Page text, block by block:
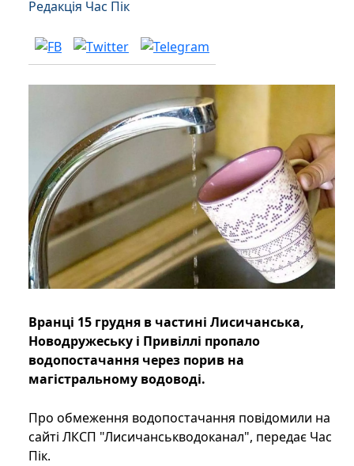
Редакція Час Пік
Вранці 15 грудня в частині Лисичанська,
Новодружеську і Привіллі пропало
водопостачання через порив на
магістральному водоводі.
Про обмеження водопостачання повідомили на
сайті ЛКСП "Лисичанськводоканал", передає Час
Пік.